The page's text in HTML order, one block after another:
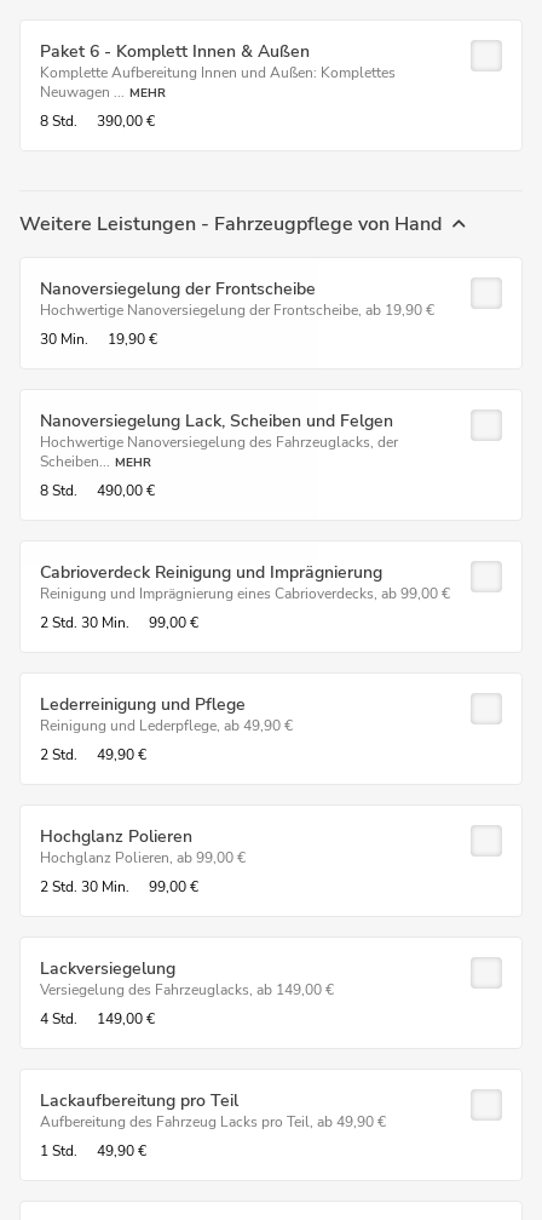
Paket 6 - Komplett Innen & Außen
Komplette Aufbereitung Innen und Außen: Komplettes
Neuwagen ... MEHR
8 Std. 390,00 €
Weitere Leistungen - Fahrzeugpflege von Hand
Nanoversiegelung der Frontscheibe
Hochwertige Nanoversiegelung der Frontscheibe, ab 19,90 €
30 Min.
19,90 €
Nanoversiegelung Lack, Scheiben und Felgen
Hochwertige Nanoversiegelung des Fahrzeuglacks, der
Scheiben... MEHR
8 Std. 490,00 €
Cabrioverdeck Reinigung und Imprägnierung
Reinigung und Imprägnierung eines Cabrioverdecks, ab 99,00 €
2 Std. 30 Min. 99,00 €
Lederreinigung und Pflege
Reinigung und Lederpflege, ab 49,90 €
2 Std.
49,90 €
Hochglanz Polieren
Hochglanz Polieren, ab 99,00 €
2 Std. 30 Min. 99,00 €
Lackversiegelung
Versiegelung des Fahrzeuglacks, ab 149,00 €
4 Std.
149,00 €
Lackaufbereitung pro Teil
Aufbereitung des Fahrzeug Lacks pro Teil, ab 49,90 €
1 Std.
49,90 €